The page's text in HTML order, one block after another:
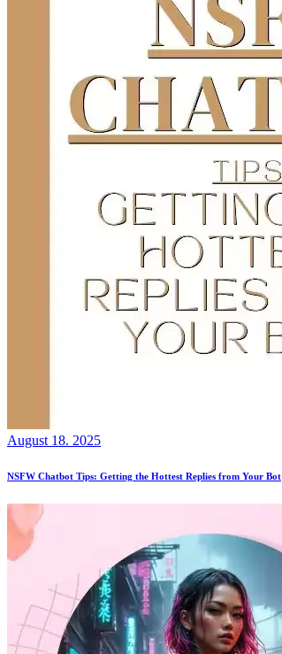
August 18. 2025
NSFW Chatbot Tips: Getting the Hottest Replies from Your Bot